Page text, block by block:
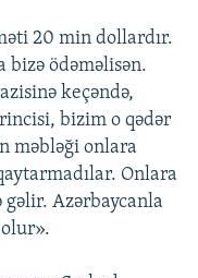
20 min dollardır.
ödəməlisən.
keçəndə,
bizim o qədər
məbləği onlara
Onlara
gəlir. Azərbaycanla
olur».